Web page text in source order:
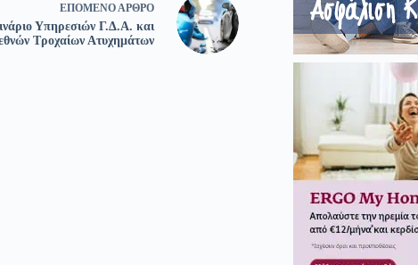
ΕΠΌΜΕΝΟ ΆΡΘΡΟ
Υπηρεσιών Γ.Δ.Α. και
Τροχαίων Ατυχημάτων